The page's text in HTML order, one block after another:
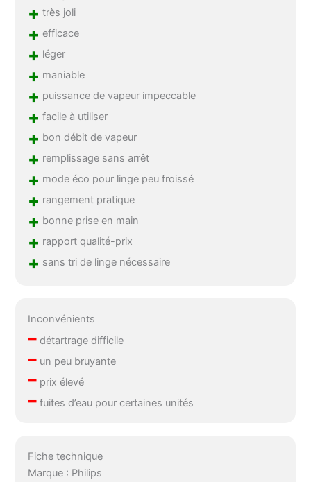
+ très joli
+ efficace
+ léger
+ maniable
+ puissance de vapeur impeccable
+ facile à utiliser
+ bon débit de vapeur
+ remplissage sans arrêt
+ mode éco pour linge peu froissé
+ rangement pratique
+ bonne prise en main
+ rapport qualité-prix
+ sans tri de linge nécessaire
Inconvénients
– détartrage difficile
– un peu bruyante
– prix élevé
– fuites d’eau pour certaines unités
Fiche technique
Marque : Philips